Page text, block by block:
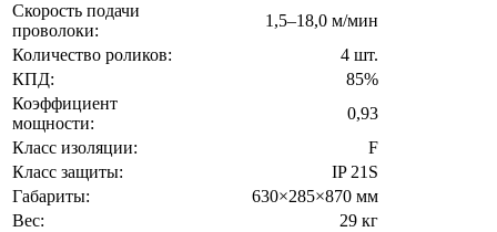
Скорость подачи
проволоки:
1,5–18,0 м/мин
Количество роликов:
4 шт.
КПД:
85%
Коэффициент
мощности:
0,93
Класс изоляции:
F
Класс защиты:
IP 21S
Габариты:
630×285×870 мм
Вес:
29 кг